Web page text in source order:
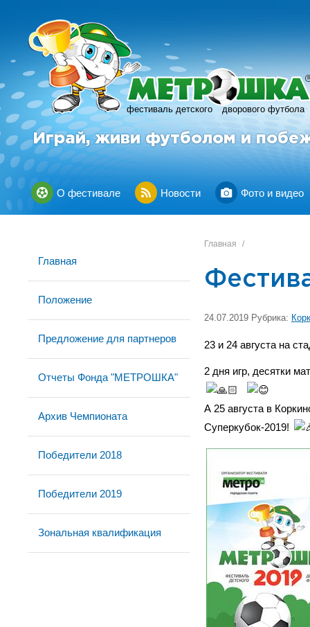
фестиваль детского дворового футбола
R
Играй, живи футболом и
О фестивале Новости Фото и видео
Главная
Положение
Предложение для партнеров
Отчеты Фонда "МЕТРОШКА"
Архив Чемпионата
Победители 2018
Победители 2019
Зональная квалификация
Главная /
24.07.2019 Рубрика:
23 и 24 августа на
2 дня игр, десятки
А 25 августа в
Суперкубок-2019!